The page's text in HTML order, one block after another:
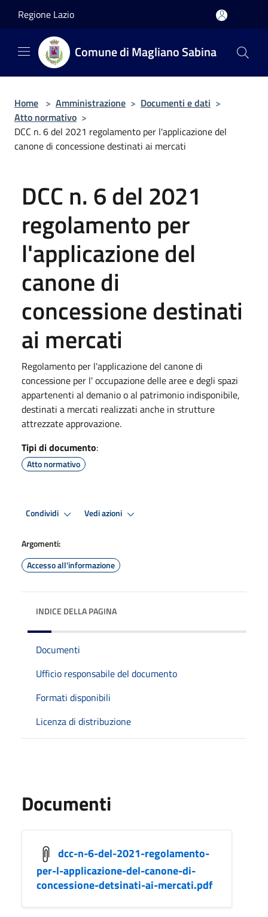
Regione Lazio
Comune di Magliano Sabina
Home > Amministrazione > Documenti e dati >
Atto normativo >
DCC n. 6 del 2021 regolamento per l'applicazione del
canone di concessione destinati ai mercati
DCC n. 6 del 2021
regolamento per
l'applicazione del
canone di
concessione destinati
ai mercati
Regolamento per l'applicazione del canone di
concessione per l' occupazione delle aree e degli spazi
appartenenti al demanio o al patrimonio indisponibile,
destinati a mercati realizzati anche in strutture
attrezzate approvazione.
Tipi di documento:
Atto normativo
Condividi Vedi azioni
Argomenti:
Accesso all'informazione
INDICE DELLA PAGINA
Documenti
Ufficio responsabile del documento
Formati disponibili
Licenza di distribuzione
Documenti
dcc-n-6-del-2021-regolamento-
per-l-applicazione-del-canone-di-
concessione-detsinati-ai-mercati.pdf